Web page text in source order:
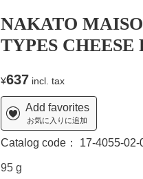
NAKATO
TYPES CHEESE
¥637 incl. tax
Add favorites
お気に入りに追加
Catalog code： 17-4055-02-
95 g